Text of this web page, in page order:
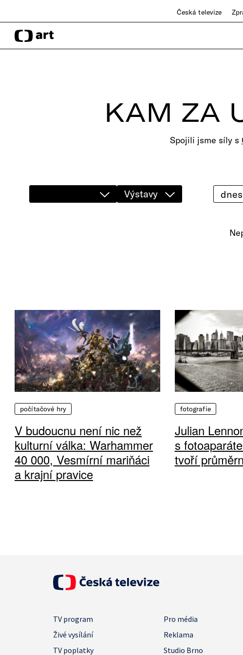
Česká televize
KAM ZA
Spojili jsme síly s
Výstavy dnes
počítačové hry
V budoucnu není nic než
kulturní válka: Warhammer
40 000, Vesmírní mariňáci
a krajní pravice
fotografie
Julian
s
tvoří
TV program
Pro média
Živé vysílání
Reklama
TV poplatky
Studio Brno